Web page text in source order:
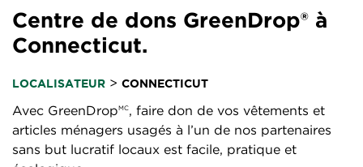
Centre de dons GreenDrop® à
Connecticut.
LOCALISATEUR > CONNECTICUT
Avec GreenDropMC, faire don de vos vêtements et
articles ménagers usagés à l’un de nos partenaires
sans but lucratif locaux est facile, pratique et